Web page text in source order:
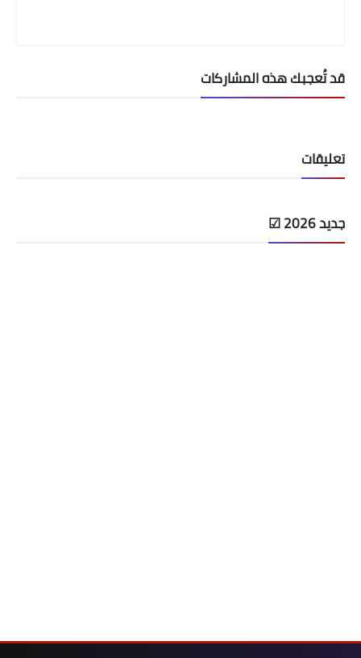
قد تُعجبك هذه المشاركات
تعليقات
جديد 2026 ☑